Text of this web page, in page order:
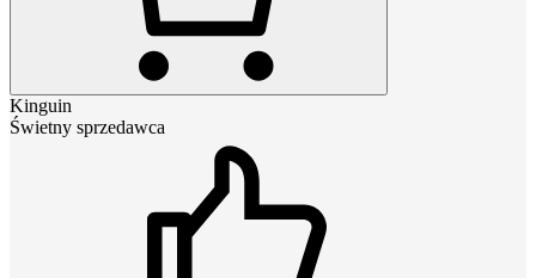
Kinguin
Świetny sprzedawca